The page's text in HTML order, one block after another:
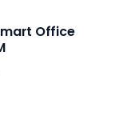
Office